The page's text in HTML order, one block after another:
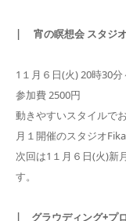
| 宵の瞑想会 スタジ
1１月６日(火) 20時30分
参加費 2500円
動きやすいスタイルで
月１開催のスタジオ
次回は1１月６日(火)新
す。
| グラウディング+プ